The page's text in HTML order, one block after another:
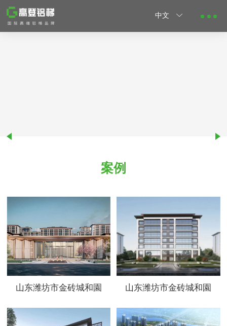
中文
案例
山东潍坊市金砖城和園 山东潍坊市金砖城和園